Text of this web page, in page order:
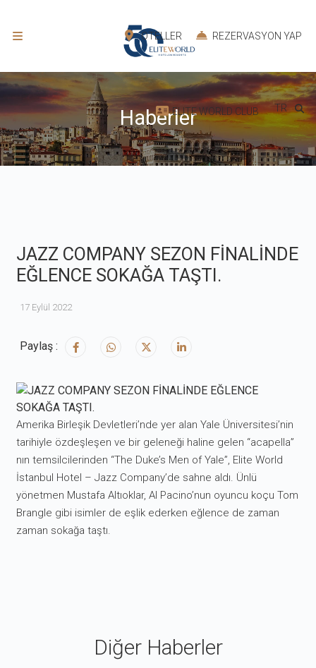
OTELLER REZERVASYON YAP
ELITE WORLD CLUB TR
Haberler
JAZZ COMPANY SEZON FİNALİNDE
EĞLENCE SOKAĞA TAŞTI.
17 Eylül 2022
Paylaş :
Amerika Birleşik Devletleri’nde yer alan Yale Üniversitesi’nin
tarihiyle özdeşleşen ve bir geleneği haline gelen “acapella”
nın temsilcilerinden “The Duke’s Men of Yale”, Elite World
İstanbul Hotel – Jazz Company’de sahne aldı. Ünlü
yönetmen Mustafa Altıoklar, Al Pacino’nun oyuncu koçu Tom
Brangle gibi isimler de eşlik ederken eğlence de zaman
zaman sokağa taştı.
Diğer Haberler